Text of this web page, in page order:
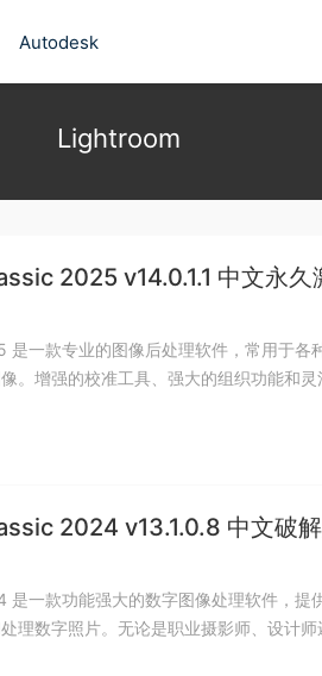
Autodesk
Lightroom
2025 v14.0.1.1 中文永久
一款专业的图像后处理软件，常用于各
。增强的校准工具、强大的组织功能和灵
2024 v13.1.0.8 中文破
一款功能强大的数字图像处理软件，提
理数字照片。无论是职业摄影师、设计师